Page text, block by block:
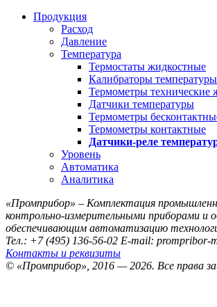
Продукция
Расход
Давление
Температура
Термостаты жидкостные
Калибраторы температуры
Термометры технические
Датчики температуры
Термометры
Термометры контактные
Датчики-реле
Уровень
Автоматика
Аналитика
«Промприбор» – Комплектация
контрольно-измерительными приборами и
обеспечивающим автоматизацию
Тел.: +7 (495) 136-56-02 E-mail: prompribor-
Контакты и реквизиты
© «Промприбор», 2016 — 2026. Все права